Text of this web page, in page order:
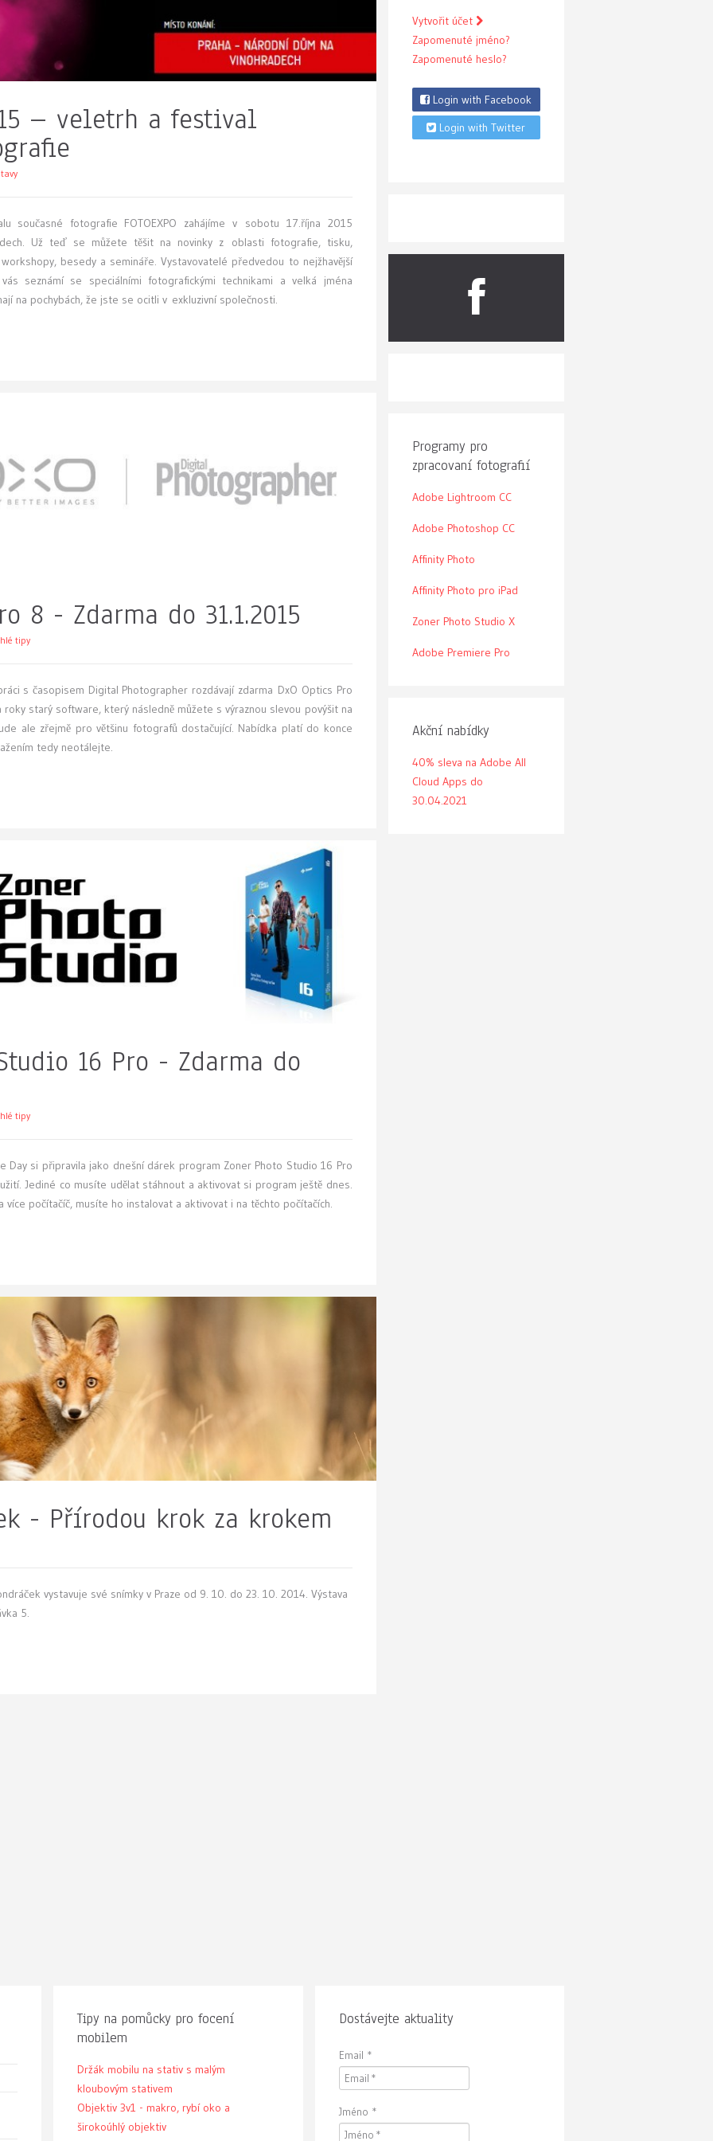
– veletrh a festival
současné fotografie FOTOEXPO zahájíme v sobotu 17.října 2015
Už teď se můžete těšit na novinky z oblasti fotografie, tisku,
besedy a semináře. Vystavovatelé předvedou to nejžhavější
seznámí se speciálními fotografickými technikami a velká jména
na pochybách, že jste se ocitli v exkluzivní společnosti.
8 - Zdarma do 31.1.2015
tipy
s časopisem Digital Photographer rozdávají zdarma DxO Optics Pro
roky starý software, který následně můžete s výraznou slevou povýšit na
ale zřejmě pro většinu fotografů dostačující. Nabídka platí do konce
tedy neotálejte.
16 Pro - Zdarma do
tipy
Day si připravila jako dnešní dárek program Zoner Photo Studio 16 Pro
Jediné co musíte udělat stáhnout a aktivovat si program ještě dnes.
počítačíč, musíte ho instalovat a aktivovat i na těchto počítačích.
- Přírodou krok za krokem
vystavuje své snímky v Praze od 9. 10. do 23. 10. 2014. Výstava
5.
Vytvořit účet
Zapomenuté jméno?
Zapomenuté heslo?
Login with Facebook
Login with Twitter
Programy pro
zpracovaní fotografií
Adobe Lightroom CC
Adobe Photoshop CC
Affinity Photo
Affinity Photo pro iPad
Zoner Photo Studio X
Adobe Premiere Pro
Akční nabídky
40% sleva na Adobe All
Cloud Apps do
30.04.2021
Tipy na pomůcky pro focení
mobilem
Držák mobilu na stativ s malým
kloubovým stativem
Objektiv 3v1 - makro, rybí oko a
širokoúhlý objektiv
Dostávejte aktuality
Email *
Jméno *